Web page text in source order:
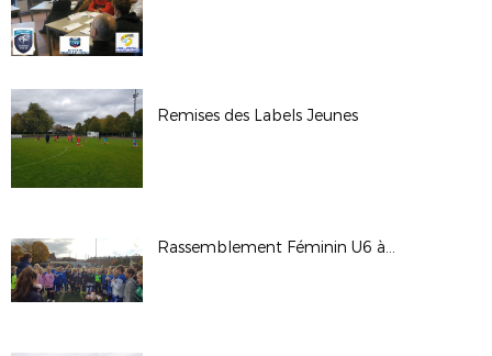
Remises des Labels Jeunes
Rassemblement Féminin U6 à U11